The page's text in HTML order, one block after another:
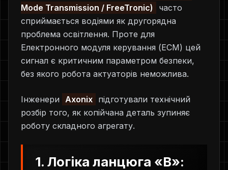
Mode Transmission / FreeTronic)
часто
сприймається водіями як другорядна
проблема освітлення. Проте для
Електронного модуля керування (ECM) цей
сигнал є критичним параметром безпеки,
без якого робота актуаторів неможлива.
Інженери Axonix підготували технічний
розбір того, як копійчана деталь зупиняє
роботу складного агрегату.
1. Логіка ланцюга «B»: